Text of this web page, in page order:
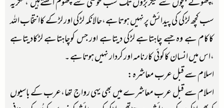
سب کچھ لڑکی کی پیدائش پرنہیں ہوتاہے،حالانکہ لڑکی اور لڑکے کاانتخاب اللہ
کاکام ہے وہ جسے چاہتاہے لڑکی دیتاہے اور جس کوچاہتاہے لڑکادیتاہے
،اس میں انسان کاکوئی کارنامہ اور کردار نہیں ہوتاہے ۔
اسلام سے قبل عرب معاشرہ:
اسلام سے قبل عرب معاشرے میں بھی یہی رواج تھا،عرب کے باسیوں